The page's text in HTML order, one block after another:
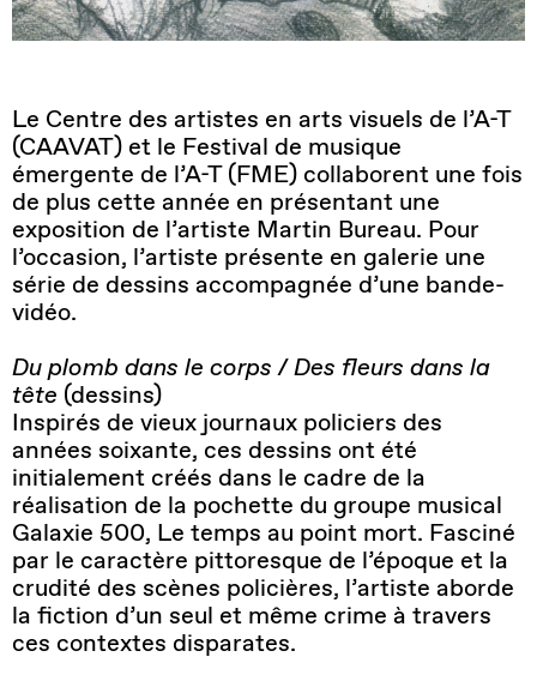
Le Centre des artistes en arts visuels de l’A-T
(CAAVAT) et le Festival de musique
émergente de l’A-T (FME) collaborent une fois
de plus cette année en présentant une
exposition de l’artiste Martin Bureau. Pour
l’occasion, l’artiste présente en galerie une
série de dessins accompagnée d’une bande-
vidéo.
Du plomb dans le corps / Des fleurs dans la
tête (dessins)
Inspirés de vieux journaux policiers des
années soixante, ces dessins ont été
initialement créés dans le cadre de la
réalisation de la pochette du groupe musical
Galaxie 500, Le temps au point mort. Fasciné
par le caractère pittoresque de l’époque et la
crudité des scènes policières, l’artiste aborde
la fiction d’un seul et même crime à travers
ces contextes disparates.